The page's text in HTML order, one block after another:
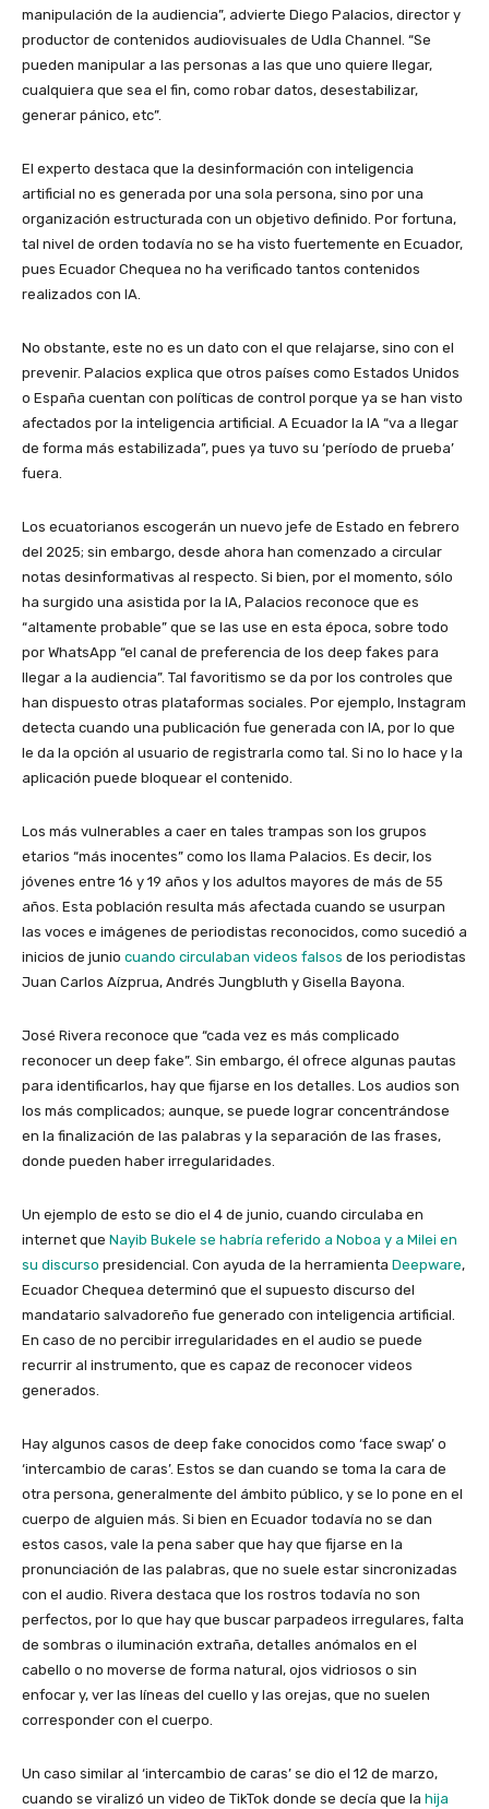
manipulación de la audiencia”, advierte Diego Palacios, director y
productor de contenidos audiovisuales de Udla Channel. “Se
pueden manipular a las personas a las que uno quiere llegar,
cualquiera que sea el fin, como robar datos, desestabilizar,
generar pánico, etc”.
El experto destaca que la desinformación con inteligencia
artificial no es generada por una sola persona, sino por una
organización estructurada con un objetivo definido. Por fortuna,
tal nivel de orden todavía no se ha visto fuertemente en Ecuador,
pues Ecuador Chequea no ha verificado tantos contenidos
realizados con IA.
No obstante, este no es un dato con el que relajarse, sino con el
prevenir. Palacios explica que otros países como Estados Unidos
o España cuentan con políticas de control porque ya se han visto
afectados por la inteligencia artificial. A Ecuador la IA “va a llegar
de forma más estabilizada”, pues ya tuvo su ‘período de prueba’
fuera.
Los ecuatorianos escogerán un nuevo jefe de Estado en febrero
del 2025; sin embargo, desde ahora han comenzado a circular
notas desinformativas al respecto. Si bien, por el momento, sólo
ha surgido una asistida por la IA, Palacios reconoce que es
“altamente probable” que se las use en esta época, sobre todo
por WhatsApp “el canal de preferencia de los deep fakes para
llegar a la audiencia”. Tal favoritismo se da por los controles que
han dispuesto otras plataformas sociales. Por ejemplo, Instagram
detecta cuando una publicación fue generada con IA, por lo que
le da la opción al usuario de registrarla como tal. Si no lo hace y la
aplicación puede bloquear el contenido.
Los más vulnerables a caer en tales trampas son los grupos
etarios “más inocentes” como los llama Palacios. Es decir, los
jóvenes entre 16 y 19 años y los adultos mayores de más de 55
años. Esta población resulta más afectada cuando se usurpan
las voces e imágenes de periodistas reconocidos, como sucedió a
inicios de junio cuando circulaban videos falsos de los periodistas
Juan Carlos Aízprua, Andrés Jungbluth y Gisella Bayona.
José Rivera reconoce que “cada vez es más complicado
reconocer un deep fake”. Sin embargo, él ofrece algunas pautas
para identificarlos, hay que fijarse en los detalles. Los audios son
los más complicados; aunque, se puede lograr concentrándose
en la finalización de las palabras y la separación de las frases,
donde pueden haber irregularidades.
Un ejemplo de esto se dio el 4 de junio, cuando circulaba en
internet que Nayib Bukele se habría referido a Noboa y a Milei en
su discurso presidencial. Con ayuda de la herramienta Deepware,
Ecuador Chequea determinó que el supuesto discurso del
mandatario salvadoreño fue generado con inteligencia artificial.
En caso de no percibir irregularidades en el audio se puede
recurrir al instrumento, que es capaz de reconocer videos
generados.
Hay algunos casos de deep fake conocidos como ‘face swap’ o
‘intercambio de caras’. Estos se dan cuando se toma la cara de
otra persona, generalmente del ámbito público, y se lo pone en el
cuerpo de alguien más. Si bien en Ecuador todavía no se dan
estos casos, vale la pena saber que hay que fijarse en la
pronunciación de las palabras, que no suele estar sincronizadas
con el audio. Rivera destaca que los rostros todavía no son
perfectos, por lo que hay que buscar parpadeos irregulares, falta
de sombras o iluminación extraña, detalles anómalos en el
cabello o no moverse de forma natural, ojos vidriosos o sin
enfocar y, ver las líneas del cuello y las orejas, que no suelen
corresponder con el cuerpo.
Un caso similar al ‘intercambio de caras’ se dio el 12 de marzo,
cuando se viralizó un video de TikTok donde se decía que la hija